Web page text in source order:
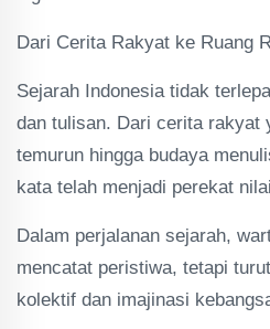
Dari Cerita Rakyat ke Ruang
Sejarah Indonesia tidak
dan tulisan. Dari cerita rakyat
temurun hingga budaya
kata telah menjadi perekat
Dalam perjalanan sejarah,
mencatat peristiwa, tetapi
kolektif dan imajinasi